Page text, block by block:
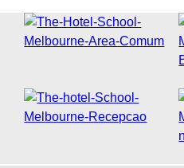
FAQS
BLOG
OUVIDORIA
AGÊNCIA SELO BELTA